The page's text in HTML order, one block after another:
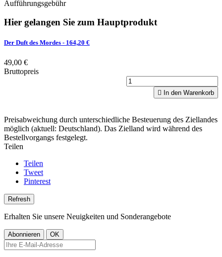
Aufführungsgebühr
Hier gelangen Sie zum Hauptprodukt
Der Duft des Mordes - 164,20 €
49,00 €
Bruttopreis
 In den Warenkorb
Preisabweichung durch unterschiedliche Besteuerung des Ziellandes
möglich (aktuell: Deutschland). Das Zielland wird während des
Bestellvorgangs festgelegt.
Teilen
Teilen
Tweet
Pinterest
Erhalten Sie unsere Neuigkeiten und Sonderangebote